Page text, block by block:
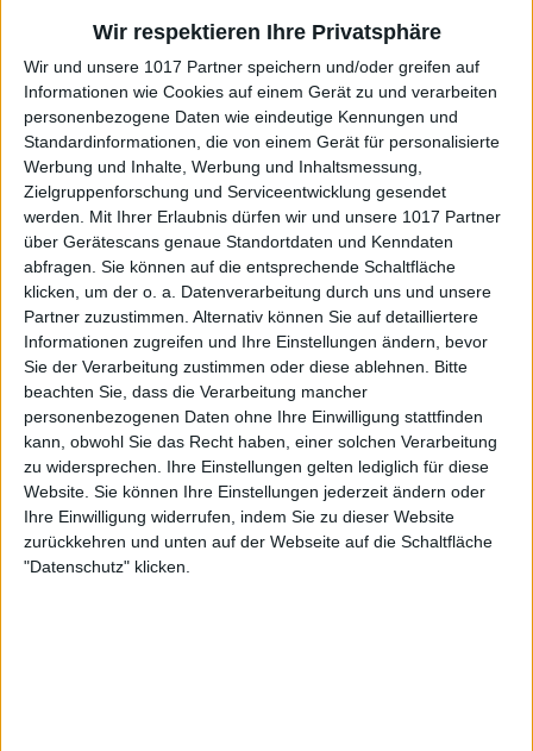
Wir respektieren Ihre Privatsphäre
Wir und unsere 1017 Partner speichern und/oder greifen auf
Informationen wie Cookies auf einem Gerät zu und verarbeiten
personenbezogene Daten wie eindeutige Kennungen und
Standardinformationen, die von einem Gerät für personalisierte
Werbung und Inhalte, Werbung und Inhaltsmessung,
Zielgruppenforschung und Serviceentwicklung gesendet
werden.
Mit Ihrer Erlaubnis dürfen wir und unsere 1017 Partner
über Gerätescans genaue Standortdaten und Kenndaten
abfragen. Sie können auf die entsprechende Schaltfläche
klicken, um der o. a. Datenverarbeitung durch uns und unsere
Partner zuzustimmen. Alternativ können Sie auf detailliertere
Informationen zugreifen und Ihre Einstellungen ändern, bevor
Sie der Verarbeitung zustimmen oder diese ablehnen.
Bitte
beachten Sie, dass die Verarbeitung mancher
personenbezogenen Daten ohne Ihre Einwilligung stattfinden
kann, obwohl Sie das Recht haben, einer solchen Verarbeitung
zu widersprechen. Ihre Einstellungen gelten lediglich für diese
Website. Sie können Ihre Einstellungen jederzeit ändern oder
Ihre Einwilligung widerrufen, indem Sie zu dieser Website
zurückkehren und unten auf der Webseite auf die Schaltfläche
"Datenschutz" klicken.